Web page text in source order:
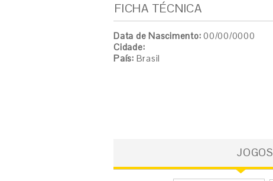
FICHA TÉCNICA
Data de Nascimento: 00/00/0000
Cidade:
País: Brasil
JOGOS